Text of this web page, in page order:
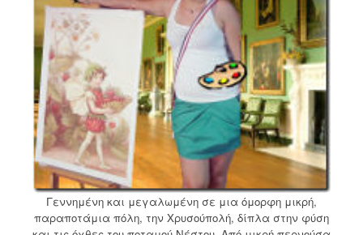
Γεννημένη και μεγαλωμένη σε μια όμορφη μικρή,
παραποτάμια πόλη, την Χρυσούπολή, δίπλα στην φύση